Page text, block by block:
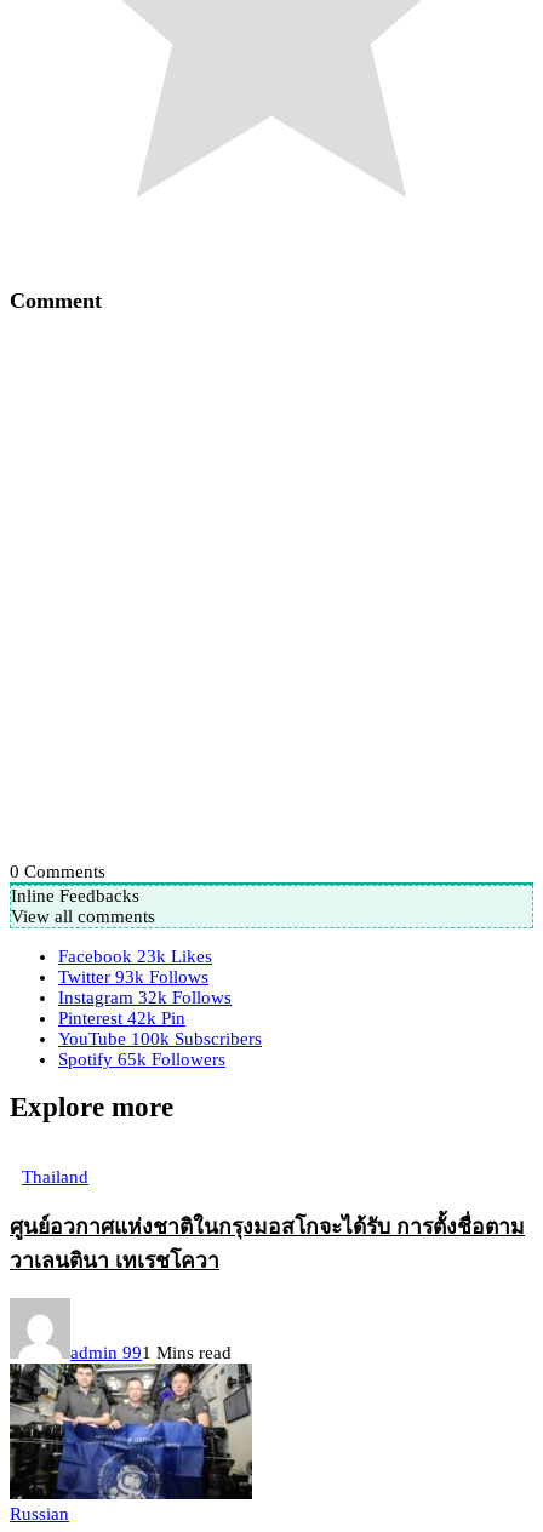
Comment
0 Comments
Inline Feedbacks
View all comments
Facebook 23k Likes
Twitter 93k Follows
Instagram 32k Follows
Pinterest 42k Pin
YouTube 100k Subscribers
Spotify 65k Followers
Explore more
Thailand
ศูนย์อวกาศแห่งชาติในกรุงมอสโกจะได้รับ การตั้งชื่อตาม
วาเลนตินา เทเรชโควา
admin 991 Mins read
Russian